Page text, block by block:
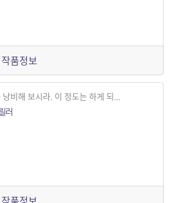
작품정보
비해 보시라. 이 정도는 하게 되...
러